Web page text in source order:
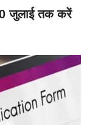
जुलाई तक करें